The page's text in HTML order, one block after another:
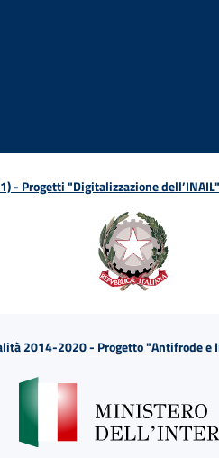
- Progetti "Digitalizzazione
2014-2020 - Progetto "Antifrode